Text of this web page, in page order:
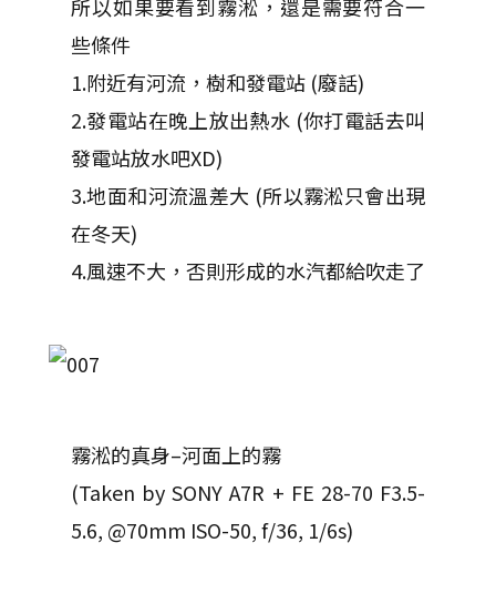
所以如果要看到霧淞，還是需要符合一
些條件
1.附近有河流，樹和發電站 (廢話)
2.發電站在晚上放出熱水 (你打電話去叫
發電站放水吧XD)
3.地面和河流溫差大 (所以霧淞只會出現
在冬天)
4.風速不大，否則形成的水汽都給吹走了
霧淞的真身–河面上的霧
(Taken by SONY A7R + FE 28-70 F3.5-
5.6, @70mm ISO-50, f/36, 1/6s)